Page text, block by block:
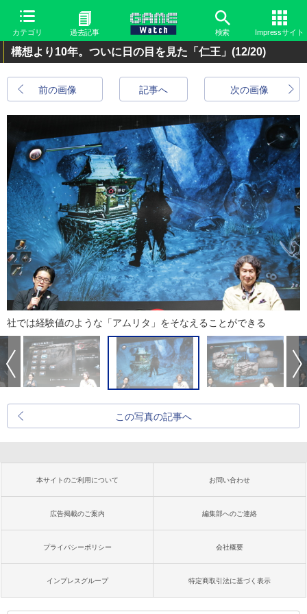
カテゴリ 過去記事 検索 Impressサイト
構想より10年。ついに日の目を見た「仁王」 (12/20)
前の画像 次の画像
記事へ
社では経験値のような「アムリタ」をそなえることができる
この写真の記事へ
本サイトのご利用について お問い合わせ
広告掲載のご案内 編集部へのご連絡
プライバシーポリシー 会社概要
インプレスグループ 特定商取引法に基づく表示